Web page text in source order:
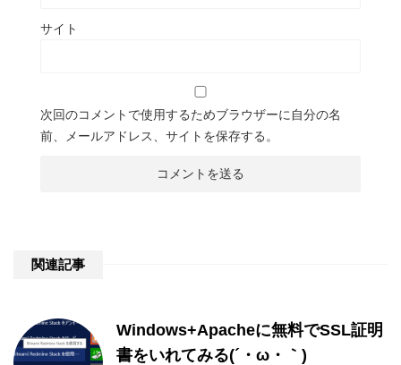
サイト
次回のコメントで使用するためブラウザーに自分の名
前、メールアドレス、サイトを保存する。
関連記事
Windows+Apacheに無料でSSL証明
書をいれてみる(´・ω・｀)